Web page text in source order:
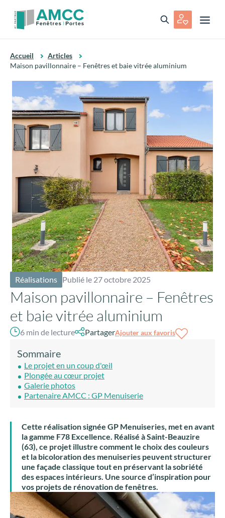
Accueil
Articles
Maison pavillonnaire – Fenêtres et baie vitrée aluminium
Réalisations Publié le 27 octobre 2025
Maison pavillonnaire – Fenêtres
et baie vitrée aluminium
6 min de lecture PartagerAjouter aux favoris
Sommaire
Le projet en un coup d'œil
Plongée au cœur projet
Galerie photos
Partenaire AMCC : GP Menuiserie
Cette réalisation signée GP Menuiseries, met en avant
la gamme F78 Excellence. Réalisé à Saint-Beauzire
(63), ce projet illustre comment le choix des couleurs
et la bicoloration des menuiseries peuvent structurer
une façade classique tout en préservant la sobriété
des espaces intérieurs. Une source d’inspiration pour
vos projets de rénovation de fenêtres.